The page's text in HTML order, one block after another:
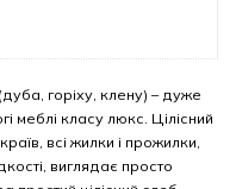
горіху, клену) – дуже
меблі класу люкс. Цілісний
всі жилки і прожилки,
виглядає просто